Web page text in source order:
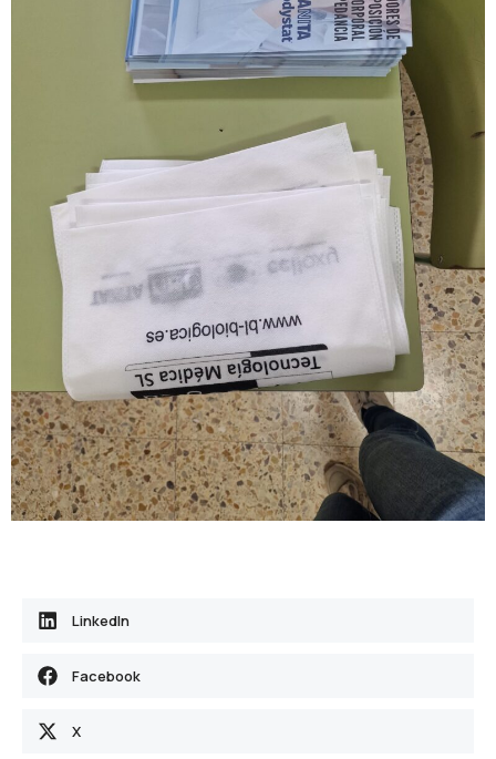
LinkedIn
Facebook
X